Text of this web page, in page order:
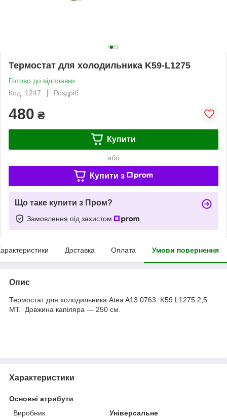
Термостат для холодильника K59-L1275
Готово до відправки
Код: 1247
Роздріб
480 ₴
Купити
або
Купити з
Що таке купити з Пром?
Замовлення під захистом
Доставка Оплата Умови повернення
Опис
Термостат для холодильника Atea A13 0763. K59 L1275 2,5
MT. Довжина капіляра — 250 см.
Характеристики
Основні атрибути
Виробник
Універсальне